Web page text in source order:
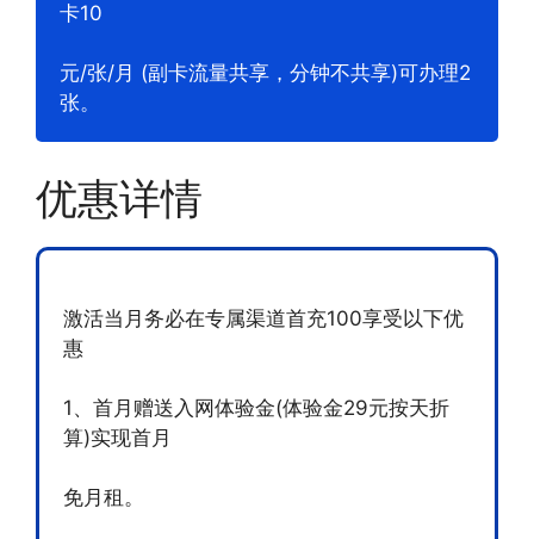
卡10
元/张/月 (副卡流量共享，分钟不共享)可办理2
张。
优惠详情
激活当月务必在专属渠道首充100享受以下优
惠
1、首月赠送入网体验金(体验金29元按天折
算)实现首月
免月租。